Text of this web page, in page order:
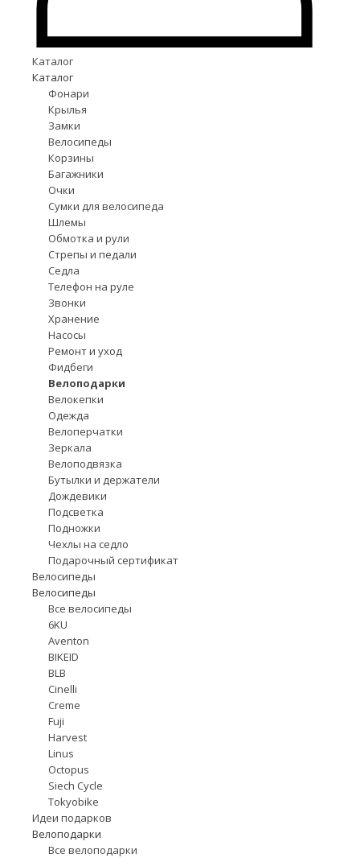
Каталог
Каталог
Фонари
Крылья
Замки
Велосипеды
Корзины
Багажники
Очки
Сумки для велосипеда
Шлемы
Обмотка и рули
Стрепы и педали
Седла
Телефон на руле
Звонки
Хранение
Насосы
Ремонт и уход
Фидбеги
Велоподарки
Велокепки
Одежда
Велоперчатки
Зеркала
Велоподвязка
Бутылки и держатели
Дождевики
Подсветка
Подножки
Чехлы на седло
Подарочный сертификат
Велосипеды
Велосипеды
Все велосипеды
6KU
Aventon
BIKEID
BLB
Cinelli
Creme
Fuji
Harvest
Linus
Octopus
Siech Cycle
Tokyobike
Идеи подарков
Велоподарки
Все велоподарки